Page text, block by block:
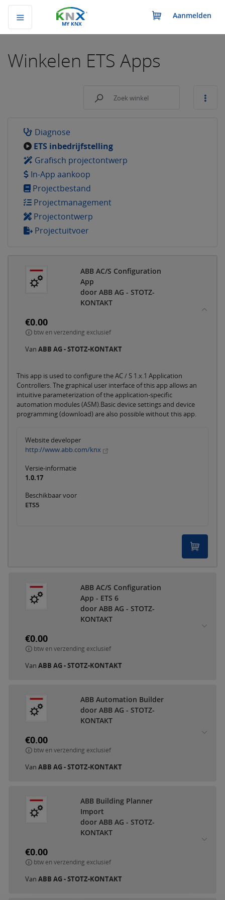
MY KNX
Aanmelden
Winkelen ETS Apps
Diagnose
ETS inbedrijfstelling
Grafisch projectontwerp
In-App aankoop
Projectbestand
Projectmanagement
Projectontwerp
Projectuitvoer
ABB AC/S Configuration
App
door ABB AG - STOTZ-
KONTAKT
€0.00
btw en verzending exclusief
Van ABB AG - STOTZ-KONTAKT
This app is used to configure the AC / S 1.x.1 Application
Controllers. The graphical user interface of this app allows an
intuitive parameterization of the application-specific
automation modules (ASM).Basic device settings and device
programming (download) are also possible without this app.
Website developer
http://www.abb.com/knx
Versie-informatie
1.0.17
Beschikbaar voor
ETS5
ABB AC/S Configuration
App - ETS 6
door ABB AG - STOTZ-
KONTAKT
€0.00
btw en verzending exclusief
Van ABB AG - STOTZ-KONTAKT
ABB Automation Builder
door ABB AG - STOTZ-
KONTAKT
€0.00
btw en verzending exclusief
Van ABB AG - STOTZ-KONTAKT
ABB Building Planner
Import
door ABB AG - STOTZ-
KONTAKT
€0.00
btw en verzending exclusief
Van ABB AG - STOTZ-KONTAKT